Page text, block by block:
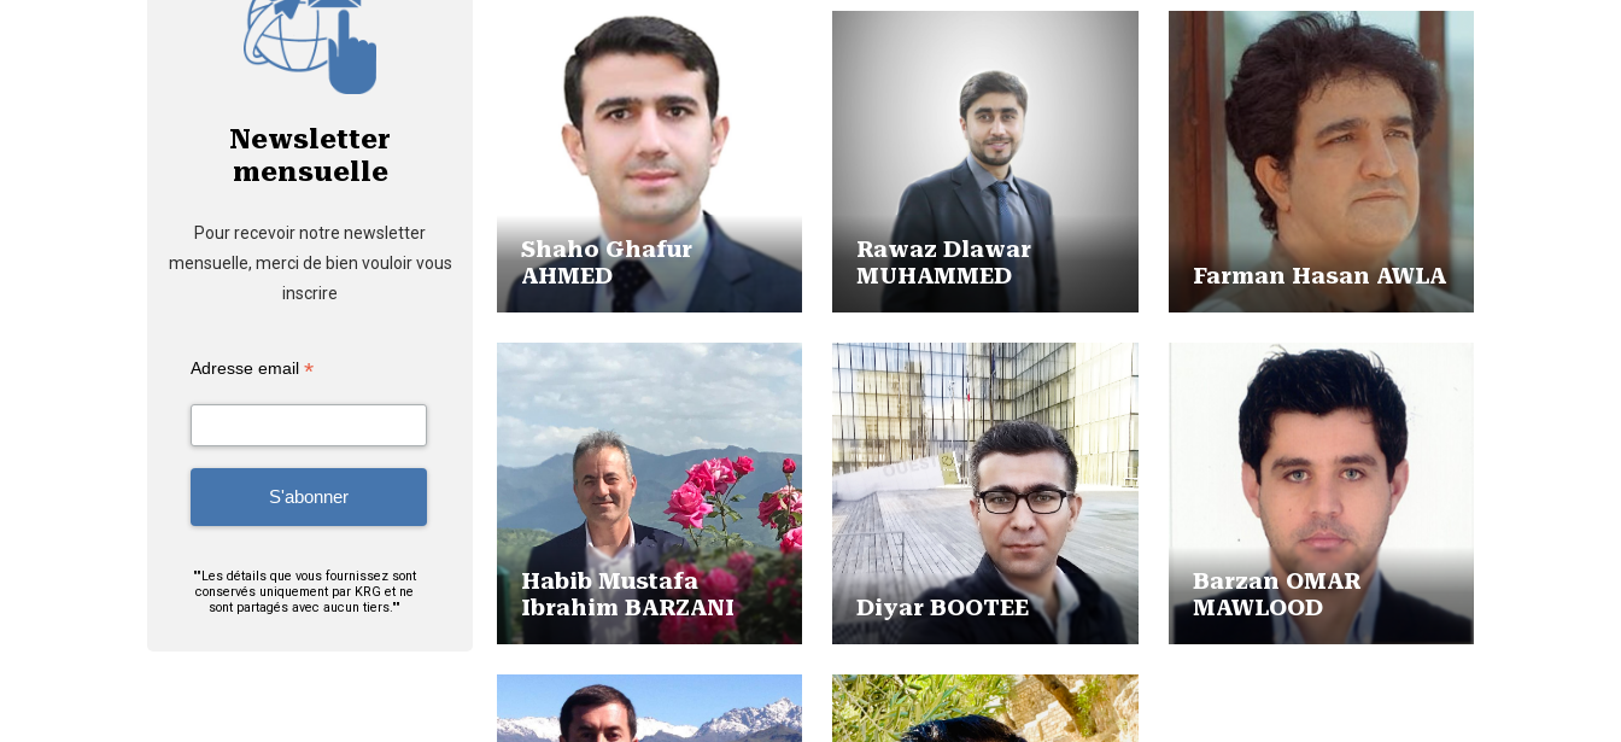
Newsletter
mensuelle
Pour recevoir notre newsletter
mensuelle, merci de bien vouloir vous
inscrire
Adresse email*
""Les détails que vous fournissez sont
conservés uniquement par KRG et ne
sont partagés avec aucun tiers.""
Shaho Ghafur
AHMED
Rawaz Dlawar
MUHAMMED
Farman Hasan AWLA
Habib Mustafa
Ibrahim BARZANI
Diyar BOOTEE
Barzan OMAR
MAWLOOD